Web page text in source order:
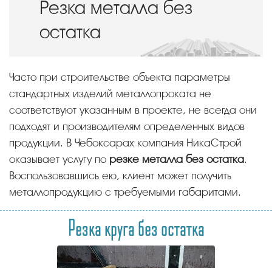
Резка металла без
остатка
Часто при строительстве объекта параметры
стандартных изделий металлопроката не
соответствуют указанным в проекте, не всегда они
подходят и производителям определенных видов
продукции. В Чебоксарах компания НикаСтрой
оказывает услугу по резке металла без остатка.
Воспользовавшись ею, клиент может получить
металлопродукцию с требуемыми габаритами.
Резка круга без остатка